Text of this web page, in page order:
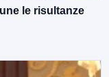
le risultanze